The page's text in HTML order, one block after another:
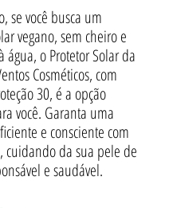
se você busca um
vegano, sem cheiro e
água, o Protetor Solar da
Cosméticos, com
30, é a opção
você. Garanta uma
e consciente com
cuidando da sua pele de
e saudável.